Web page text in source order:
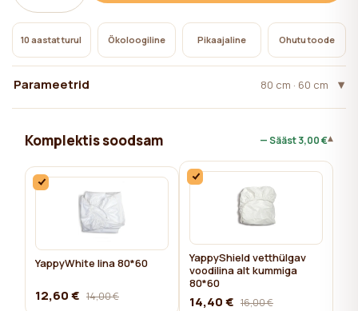
10 aastat turul Ökoloogiline Pikaajaline Ohutu toode
Parameetrid 80 cm · 60 cm
Komplektis soodsam — Sääst3,00 €▾
YappyWhite lina 80*60
12,60 € 14,00 €
YappyShield vetthülgav
voodilina alt kummiga
80*60
14,40 € 16,00 €